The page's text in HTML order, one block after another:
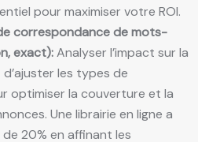
pour maximiser votre ROI.
correspondance de mots-
exact):Analyser l’impact sur la
les types de
optimiser la couverture et la
Une librairie en ligne a
20% en affinant les